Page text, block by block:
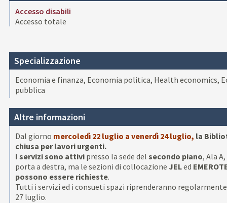
Specializzazione
Economia e finanza, Economia politica, Health economics,
pubblica
Altre informazioni
Dal giorno mercoledì 22 luglio a venerdì 24 luglio, la
chiusa per lavori urgenti.
I servizi sono attivi presso la sede del secondo piano, Ala
porta a destra, ma le sezioni di collocazione JELed
possono essere richieste.
Tutti i servizi ed i consueti spazi riprenderanno
27 luglio.
Accesso disabili
Accesso totale